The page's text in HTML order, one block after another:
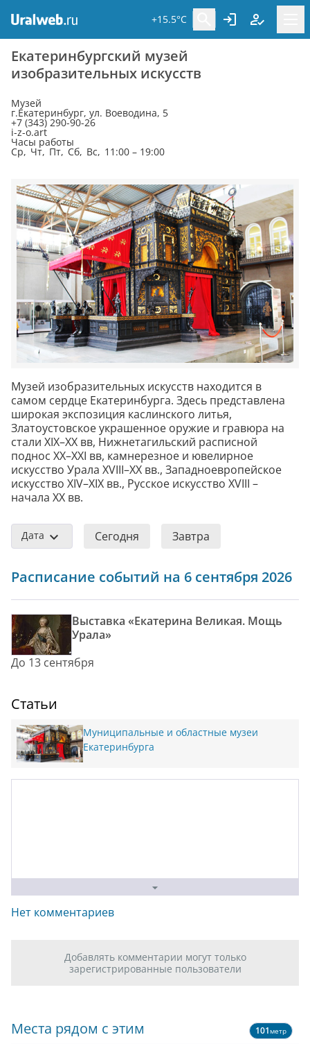
+15.5°C
Екатеринбургский музей
изобразительных искусств
Музей
г.Екатеринбург, ул. Воеводина, 5
+7 (343) 290-90-26
i-z-o.art
Часы работы
Ср, Чт, Пт, Сб, Вс, 11:00 – 19:00
Музей изобразительных искусств находится в
самом сердце Екатеринбурга. Здесь представлена
широкая экспозиция каслинского литья,
Златоустовское украшенное оружие и гравюра на
стали XIX–XX вв, Нижнетагильский расписной
поднос XX–XXI вв, камнерезное и ювелирное
искусство Урала XVIII–XX вв., Западноевропейское
искусство XIV–XIX вв., Русское искусство XVIII –
начала XX вв.
Дата Сегодня Завтра
Расписание событий на 6 сентября 2026
Выставка «Екатерина Великая. Мощь
Урала»
До 13 сентября
Статьи
Муниципальные и областные музеи
Екатеринбурга
Нет комментариев
Добавлять комментарии могут только
зарегистрированные пользователи
Места рядом с этим 101метр